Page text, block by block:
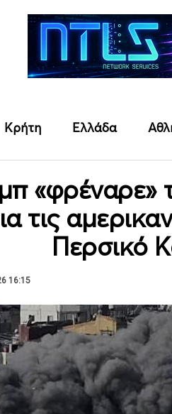
Κρήτη Ελλάδα
τις
Περσικό
16:15